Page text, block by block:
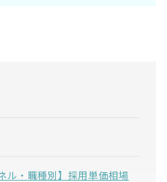
ル・職種別】採用単価相場